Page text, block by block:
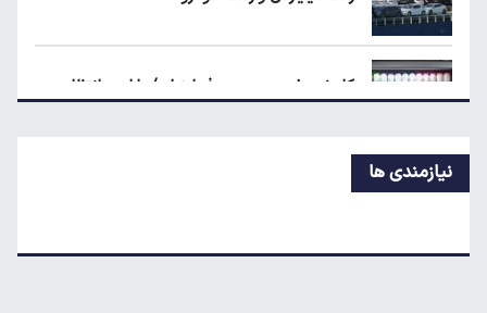
یارانه نقدی و کالابرگ این افراد حذف شد
کاهش ۱۰ درصدی مصرف لبنیات/ بازار در انتظار
ترمیم دستمزد کارگران؛ افزایش حقوق چه زمانی کلید
نیازمندی ها